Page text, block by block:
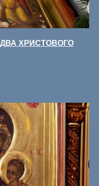
ХРИСТОВОГО